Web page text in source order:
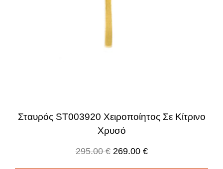
Σταυρός ST003920 Χειροποίητος Σε Κίτρινο
Χρυσό
295.00€ 269.00 €